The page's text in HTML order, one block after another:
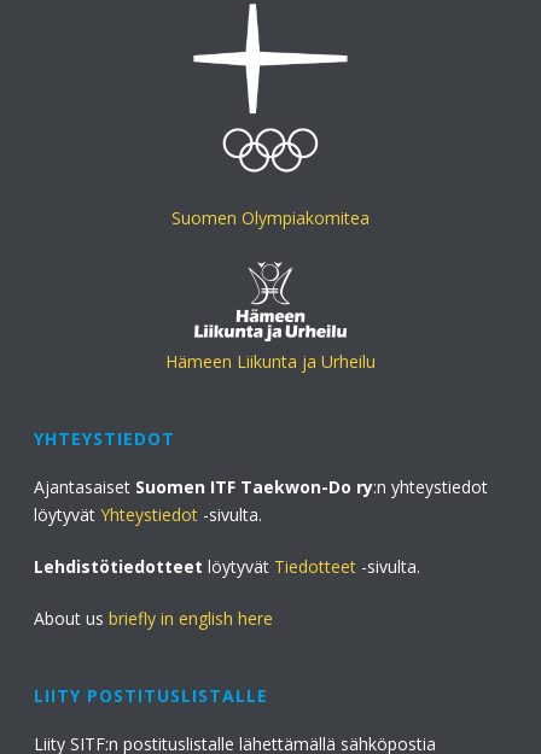
Suomen Olympiakomitea
Hämeen Liikunta ja Urheilu
YHTEYSTIEDOT
Ajantasaiset Suomen ITF Taekwon-Do ry:n yhteystiedot
löytyvätYhteystiedot -sivulta.
Lehdistötiedotteet löytyvät Tiedotteet -sivulta.
About usbriefly in english here
LIITY POSTITUSLISTALLE
Liity SITF:n postituslistalle lähettämällä sähköpostia